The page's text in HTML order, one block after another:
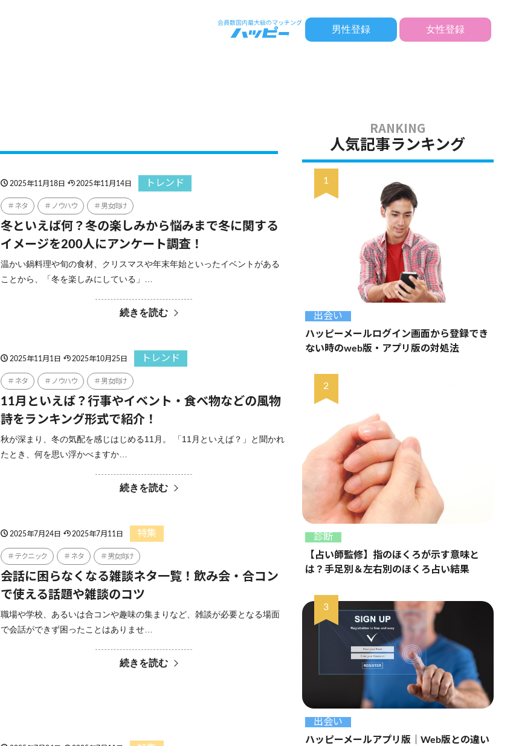
男性登録 女性登録
2025年11月18日 2025年11月14日 トレンド
ネタ ノウハウ 男女向け
冬といえば何？冬の楽しみから悩みまで冬に関する
イメージを200人にアンケート調査！
温かい鍋料理や旬の食材、クリスマスや年末年始といったイベントがある
ことから、「冬を楽しみにしている」…
続きを読む
2025年11月1日 2025年10月25日 トレンド
ネタ ノウハウ 男女向け
11月といえば？行事やイベント・食べ物などの風物
詩をランキング形式で紹介！
秋が深まり、冬の気配を感じはじめる11月。 「11月といえば？」と聞かれ
たとき、何を思い浮かべますか…
続きを読む
2025年7月24日 2025年7月11日 特集
テクニック ネタ 男女向け
会話に困らなくなる雑談ネタ一覧！飲み会・合コン
で使える話題や雑談のコツ
職場や学校、あるいは合コンや趣味の集まりなど、雑談が必要となる場面
で会話ができず困ったことはありませ…
続きを読む
人気記事ランキング
出会い
ハッピーメールログイン画面から登録でき
ない時のweb版・アプリ版の対処法
診断
【占い師監修】指のほくろが示す意味と
は？手足別＆左右別のほくろ占い結果
出会い
ハッピーメールアプリ版｜Web版との違い